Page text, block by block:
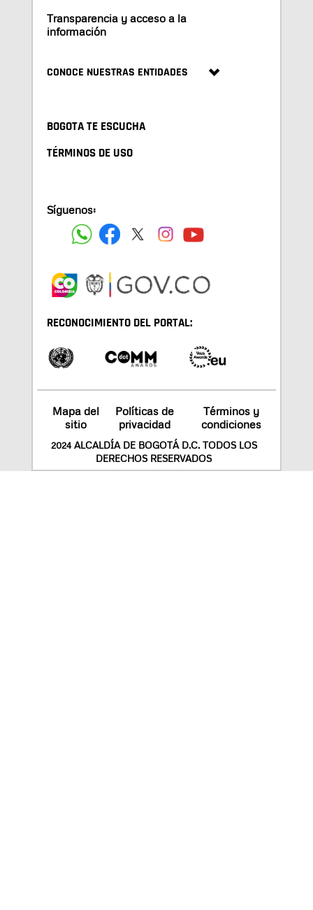
Transparencia y acceso a la
información
CONOCE NUESTRAS ENTIDADES
BOGOTA TE ESCUCHA
TÉRMINOS DE USO
Síguenos:
RECONOCIMIENTO DEL PORTAL:
Mapa del
sitio
Políticas de
privacidad
Términos y
condiciones
2024 ALCALDÍA DE BOGOTÁ D.C. TODOS LOS
DERECHOS RESERVADOS